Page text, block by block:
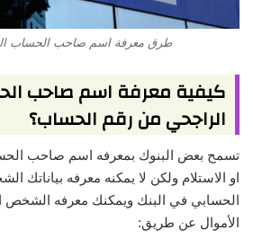
طرق معرفة اسم صاحب الحساب
كيفية معرفة اسم صاحب
الراجحي من رقم الحساب؟
تسمح بعض البنوك بمعرفه اسم صاحب
او الاستلام ولكن لا يمكنه معرفه بياناتك
الحسابي في البنك ويمكنك معرفه الشخص
الأموال عن طريق: